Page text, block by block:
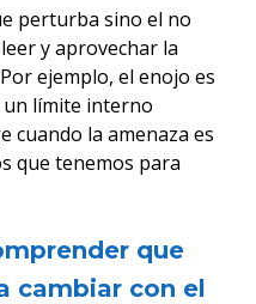
perturba sino el no
y aprovechar la
ejemplo, el enojo es
un límite interno
cuando la amenaza es
que tenemos para
que
cambiar con el